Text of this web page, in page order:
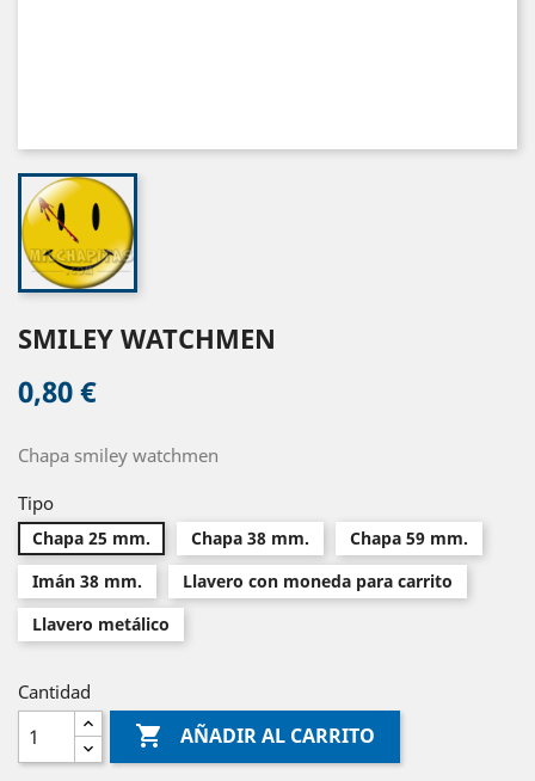
SMILEY WATCHMEN
0,80 €
Chapa smiley watchmen
Tipo
Chapa 25 mm. Chapa 38 mm.
Chapa 59 mm.
Imán 38 mm.
Llavero con moneda para carrito
Llavero metálico
Cantidad
 AÑADIR AL CARRITO